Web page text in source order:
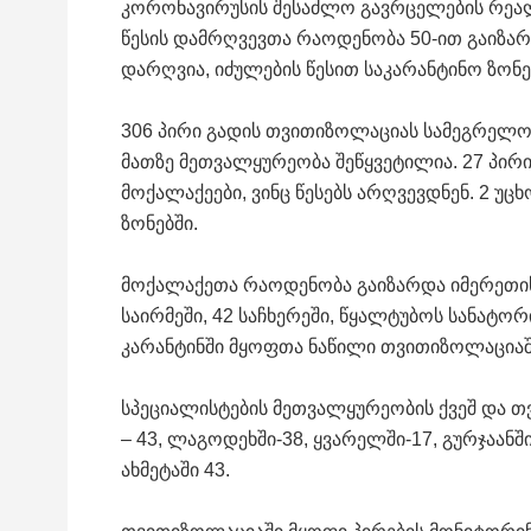
კორონავირუსის შესაძლო გავრცელების
წესის დამრღვევთა რაოდენობა 50-ით
დარღვია, იძულების წესით საკარანტინო
306 პირი გადის თვითიზოლაციას
მათზე მეთვალყურეობა შეწყვეტილია. 27
მოქალაქეები, ვინც წესებს არღვევდნენ. 2
ზონებში.
მოქალაქეთა რაოდენობა გაიზარდა
საირმეში, 42 საჩხერეში, წყალტუბოს
კარანტინში მყოფთა ნაწილი
სპეციალისტების მეთვალყურეობის ქვეშ და
– 43, ლაგოდეხში-38, ყვარელში-17,
ახმეტაში 43.